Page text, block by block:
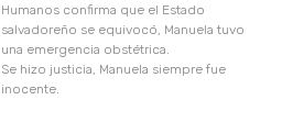
Humanos confirma que el Estado
salvadoreño se equivocó, Manuela tuvo
una emergencia obstétrica.
Se hizo justicia, Manuela siempre fue
inocente.